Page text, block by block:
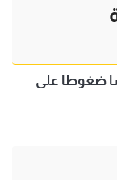
ضغوطا على